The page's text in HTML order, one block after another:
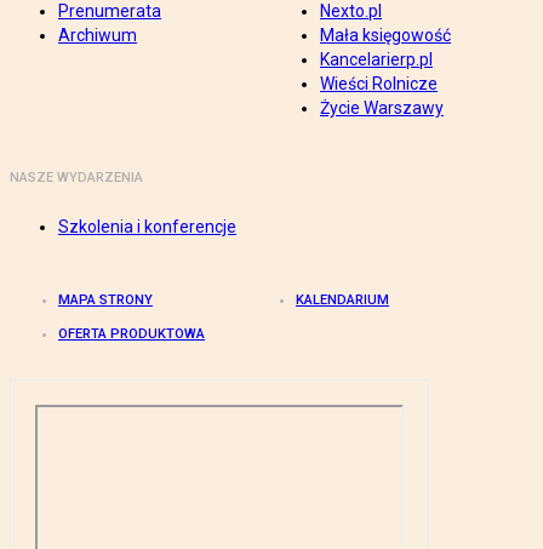
Prenumerata
Archiwum
Nexto.pl
Mała księgowość
Kancelarierp.pl
Wieści Rolnicze
Życie Warszawy
NASZE WYDARZENIA
Szkolenia i konferencje
MAPA STRONY KALENDARIUM
OFERTA PRODUKTOWA